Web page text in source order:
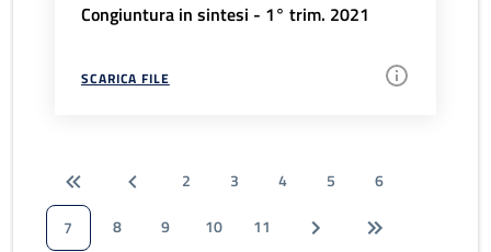
Congiuntura in sintesi - 1° trim. 2021
SCARICA FILE
2 3 4 5
6
7
8 9 10 11